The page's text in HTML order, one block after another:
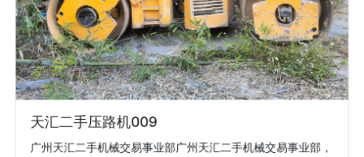
天汇二手压路机009
广州天汇二手机械交易事业部广州天汇二手机械交易事业部，